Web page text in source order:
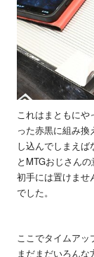
これはまともにや
った赤黒に組み
し込んでしまえば
とMTGおじさんの
初手には置けませ
でした。
ここでタイムアッ
まだまだいろん